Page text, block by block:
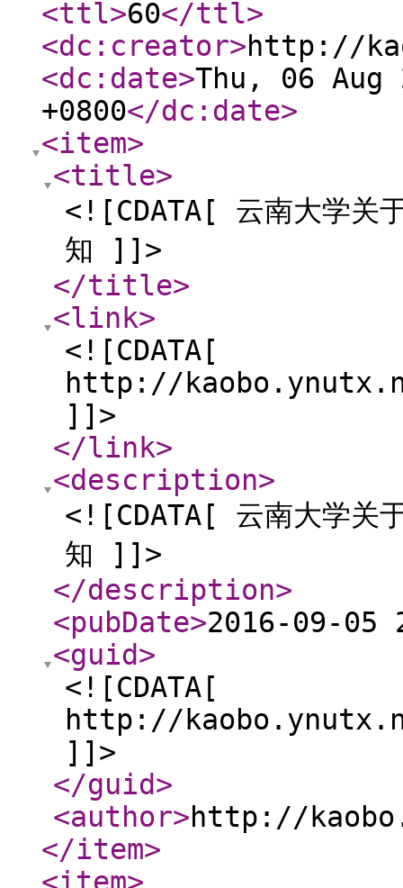
<ttl>60</ttl>
<dc:creator>http://
<dc:date>Thu, 06 Aug
+0800</dc:date>
<item>
<title>
<![CDATA[ 云南大学关
知 ]]>
</title>
<link>
<![CDATA[
http://kaobo.ynutx.net/
]]>
</link>
<description>
<![CDATA[ 云南大学关
知 ]]>
</description>
<pubDate>2016-09-05
<guid>
<![CDATA[
http://kaobo.ynutx.net/
]]>
</guid>
<author>http://
</item>